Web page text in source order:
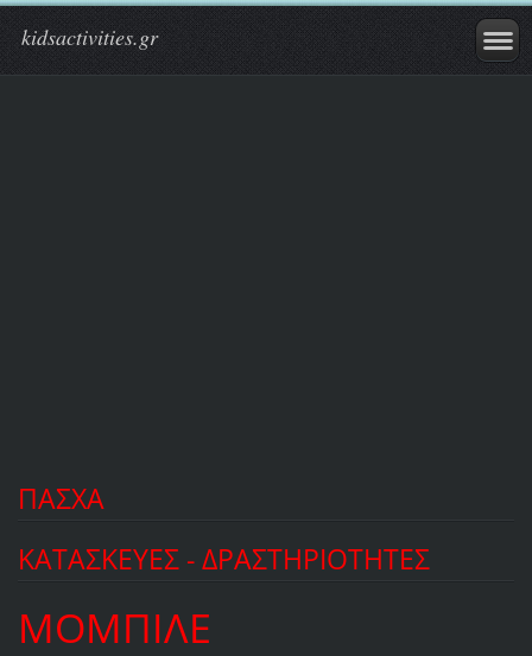
kidsactivities.gr
ΠΑΣΧΑ
ΚΑΤΑΣΚΕΥΕΣ - ΔΡΑΣΤΗΡΙΟΤΗΤΕΣ
ΜΟΜΠΙΛΕ